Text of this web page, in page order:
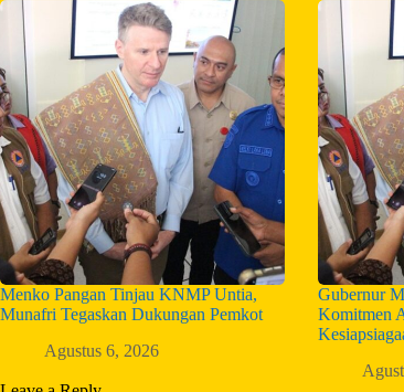
Menko Pangan Tinjau KNMP Untia,
Munafri Tegaskan Dukungan Pemkot
Agustus 6, 2026
Gubernur
Komitmen